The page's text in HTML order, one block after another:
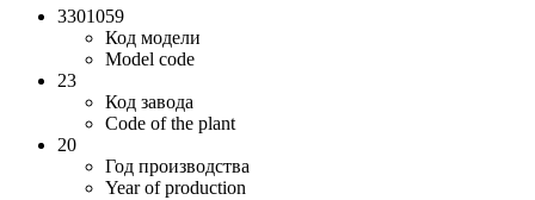
3301059
Код модели
Model code
23
Код завода
Code of the plant
20
Год производства
Year of production